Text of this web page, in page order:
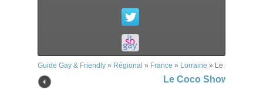
Guide Gay & Friendly » Régional » France » Lorraine » Le Coco
Le Coco Show – Metz